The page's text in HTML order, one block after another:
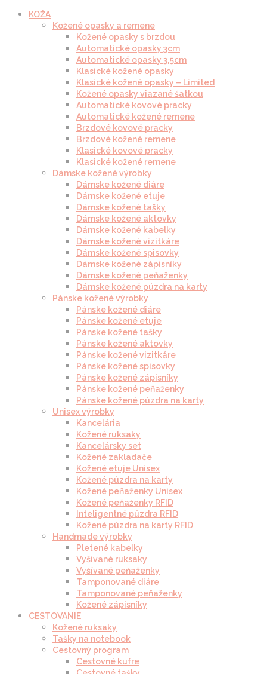
KOŽA
Kožené opasky a remene
Kožené opasky s brzdou
Automatické opasky 3cm
Automatické opasky 3.5cm
Klasické kožené opasky
Klasické kožené opasky – Limited
Kožené opasky viazané šatkou
Automatické kovové pracky
Automatické kožené remene
Brzdové kovové pracky
Brzdové kožené remene
Klasické kovové pracky
Klasické kožené remene
Dámske kožené výrobky
Dámske kožené diáre
Dámske kožené etuje
Dámske kožené tašky
Dámske kožené aktovky
Dámske kožené kabelky
Dámske kožené vizitkáre
Dámske kožené spisovky
Dámske kožené zápisníky
Dámske kožené peňaženky
Dámske kožené púzdra na karty
Pánske kožené výrobky
Pánske kožené diáre
Pánske kožené etuje
Pánske kožené tašky
Pánske kožené aktovky
Pánske kožené vizitkáre
Pánske kožené spisovky
Pánske kožené zápisníky
Pánske kožené peňaženky
Pánske kožené púzdra na karty
Unisex výrobky
Kancelária
Kožené ruksaky
Kancelársky set
Kožené zakladače
Kožené etuje Unisex
Kožené púzdra na karty
Kožené peňaženky Unisex
Kožené peňaženky RFID
Inteligentné púzdra RFID
Kožené púzdra na karty RFID
Handmade výrobky
Pletené kabelky
Vyšívané ruksaky
Vyšívané peňaženky
Tamponované diáre
Tamponované peňaženky
Kožené zápisníky
CESTOVANIE
Kožené ruksaky
Tašky na notebook
Cestovný program
Cestovné kufre